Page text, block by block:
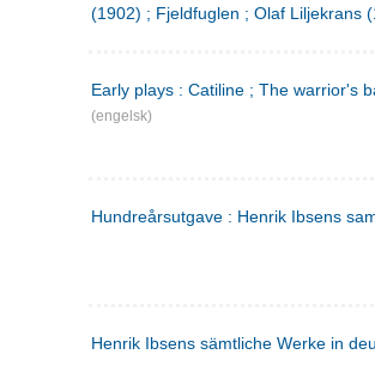
(1902) ; Fjeldfuglen ; Olaf Liljekrans
Early plays : Catiline ; The warrior's
(engelsk)
Hundreårsutgave : Henrik Ibsens
Henrik Ibsens sämtliche Werke in